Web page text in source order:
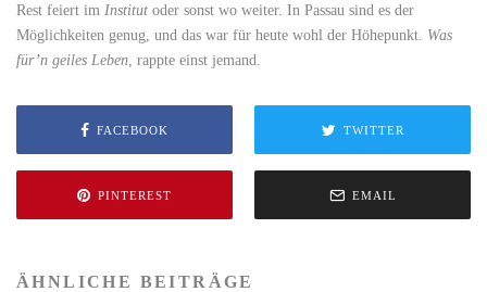
Rest feiert im Institut oder sonst wo weiter. In Passau sind es der
Möglichkeiten genug, und das war für heute wohl der Höhepunkt. Was
für’n geiles Leben, rappte einst jemand.
FACEBOOK TWITTER
PINTEREST EMAIL
ÄHNLICHE BEITRÄGE